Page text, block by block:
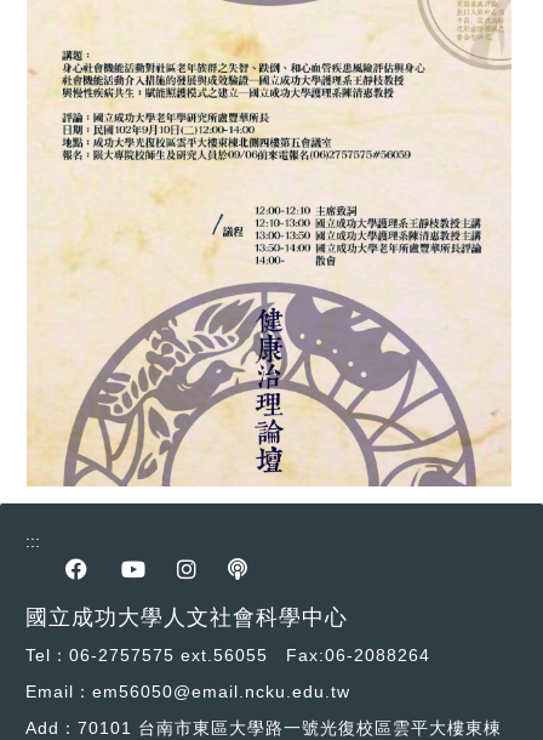
:::
前往Facebook專區
前往youtube專區
前往instagram專區
前往podcast專區
國立成功大學人文社會科學中心
Tel：06-2757575 ext.56055 Fax:06-2088264
Email：em56050@email.ncku.edu.tw
Add：70101 台南市東區大學路一號光復校區雲平大樓東棟